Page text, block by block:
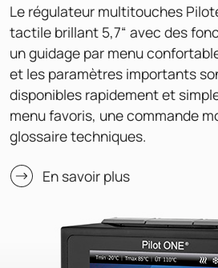
Le régulateur multitouches
tactile brillant 5,7“ avec des
un guidage par menu
et les paramètres importants
disponibles rapidement et
menu favoris, une commande
glossaire techniques.
En savoir plus